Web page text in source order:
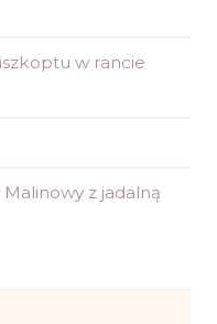
w rancie
z jadalną